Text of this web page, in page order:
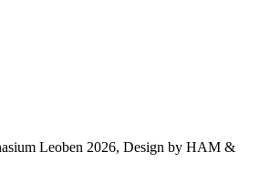
Leoben 2026, Design by HAM &